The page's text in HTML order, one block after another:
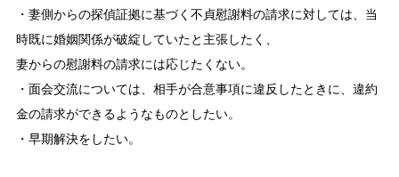
・妻側からの探偵証拠に基づく不貞慰謝料の請求に対しては、当
時既に婚姻関係が破綻していたと主張したく、
妻からの慰謝料の請求には応じたくない。
・面会交流については、相手が合意事項に違反したときに、違約
金の請求ができるようなものとしたい。
・早期解決をしたい。